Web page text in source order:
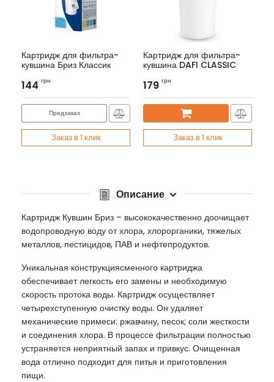
Картридж для фильтра-
кувшина Бриз Классик
144 грн
Предзаказ
Заказ в 1 клик
Картридж для фильтра-
кувшина DAFI CLASSIC
179 грн
Заказ в 1 клик
Описание
Картридж Кувшин Бриз – высококачественно доочищает
водопроводную воду от хлора, хлорорганики, тяжелых
металлов, пестицидов, ПАВ и нефтепродуктов.
Уникальная конструкциясменного картриджа
обеспечивает легкость его замены и необходимую
скорость протока воды. Картридж осуществляет
четырехступенную очистку воды. Он удаляет
механические примеси: ржавчину, песок; соли жесткости
и соединения хлора. В процессе фильтрации полностью
устраняется неприятный запах и привкус. Очищенная
вода отлично подходит для питья и приготовления
пищи.